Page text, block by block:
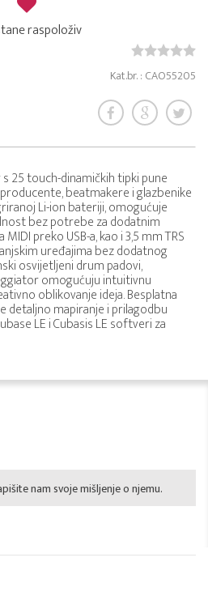
raspoloživ
Kat.br. : CAO55205
25 touch-dinamičkih tipki pune
beatmakere i glazbenike
Li-ion bateriji, omogućuje
bez potrebe za dodatnim
preko USB-a, kao i 3,5 mm TRS
uređajima bez dodatnog
osvijetljeni drum padovi,
omogućuju intuitivnu
oblikovanje ideja. Besplatna
detaljno mapiranje i prilagodbu
LE i Cubasis LE softveri za
nam svoje mišljenje o njemu.